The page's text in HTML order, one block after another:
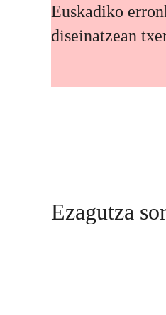
Euskadiko
diseinatzean
Ezagutza